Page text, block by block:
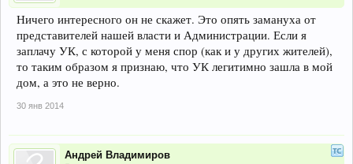
Ничего интересного он не скажет. Это опять замануха от
представителей нашей власти и Администрации. Если я
заплачу УК, с которой у меня спор (как и у других жителей),
то таким образом я признаю, что УК легитимно зашла в мой
дом, а это не верно.
30 янв 2014
Андрей Владимиров